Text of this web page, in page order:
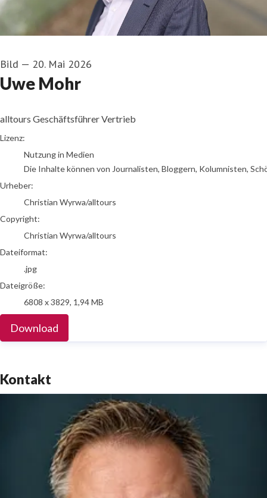
Bild — 20. Mai 2026
Uwe Mohr
alltours Geschäftsführer Vertrieb
Christian Wyrwa/alltours
Lizenz:
Nutzung in Medien
Die Inhalte können von Journalisten, Bloggern, Kolumnisten,
Urheber:
Christian Wyrwa/alltours
Copyright:
Christian Wyrwa/alltours
Dateiformat:
.jpg
Dateigröße:
6808 x 3829, 1,94 MB
Download
Kontakt